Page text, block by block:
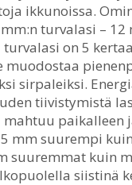
ikkunoissa.
turvalasi –
on 5
muodostaa
sirpaleiksi.
tiivistymistä
paikalleen
mm suurempi
suuremmat kuin
siistinä